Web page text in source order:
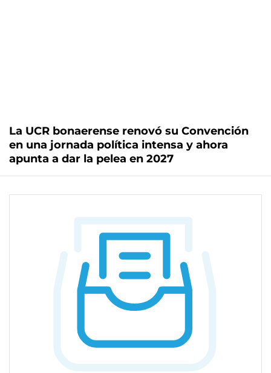
La UCR bonaerense renovó su Convención
en una jornada política intensa y ahora
apunta a dar la pelea en 2027